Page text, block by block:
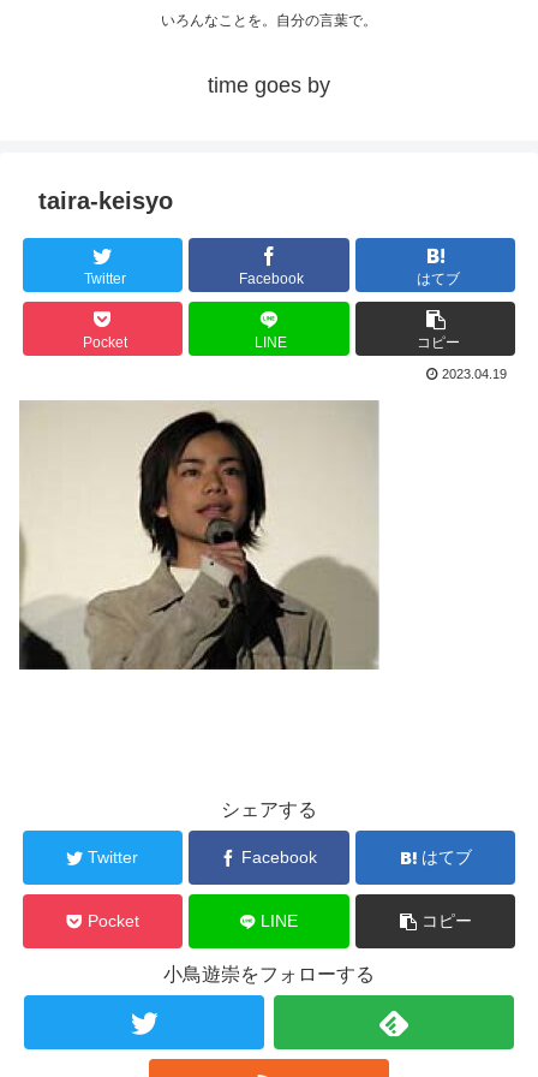
いろんなことを。自分の言葉で。
time goes by
taira-keisyo
Twitter Facebook はてブ
Pocket LINE コピー
2023.04.19
シェアする
Twitter Facebook はてブ
Pocket LINE コピー
小鳥遊崇をフォローする